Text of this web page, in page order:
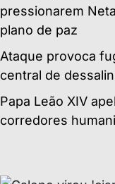
pressionarem
plano de paz
Ataque provoca
central de
Papa Leão XIV
corredores